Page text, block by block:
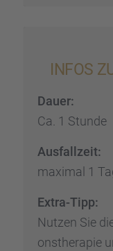
INFOS
Dauer:
Ca. 1 Stunde
Ausfall­zeit:
maximal 1
Extra-Tipp:
Nutzen Sie
ons­the­ra­pie